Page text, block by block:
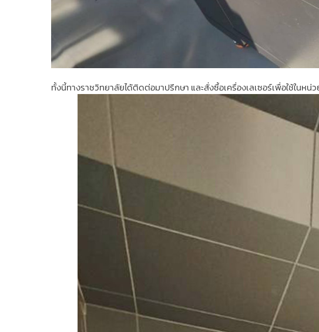
ทั้งนี้ทางราชวิทยาลัยได้ติดต่อมาปรึกษา และสั่งซื้อเครื่องเลเซอร์เพื่อใช้ในห